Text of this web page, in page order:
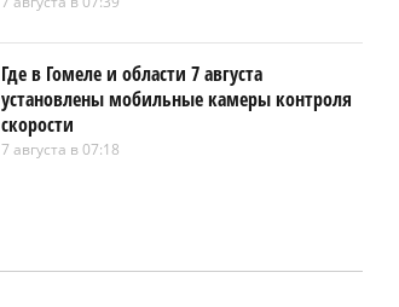
Где в Гомеле и области 7 августа
установлены мобильные камеры контроля
скорости
7 августа в 07:18